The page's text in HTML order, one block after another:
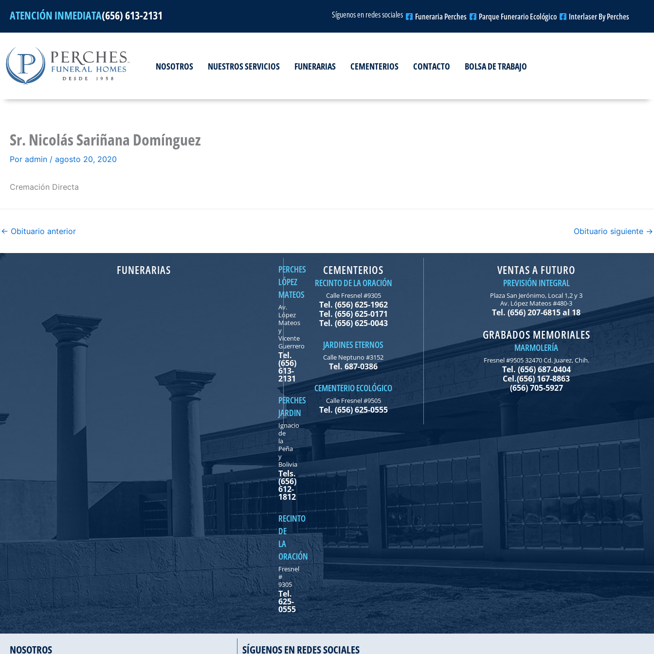
contenido
ATENCIÓN INMEDIATA(656) 613-2131 Síguenos en redes sociales Funeraria Perches Parque Funerario Ecológico Interlaser By Perches
NOSOTROS NUESTROS SERVICIOS FUNERARIAS CEMENTERIOS CONTACTO BOLSA DE TRABAJO
Sr. Nicolás Sariñana Domínguez
Por admin / agosto 20, 2020
Cremación Directa
← Obituario anterior Obituario siguiente →
FUNERARIAS
PERCHES
LÓPEZ
MATEOS
Av.
López
Mateos
y
Vicente
Guerrero
Tel.
(656)
613-
2131
PERCHES
JARDIN
Ignacio
de
la
Peña
y
Bolivia
Tels.
(656)
612-
1812
RECINTO
DE
LA
ORACIÓN
Fresnel
#
9305
Tel.
625-
0555
CEMENTERIOS
RECINTO DE LA ORACIÓN
Calle Fresnel #9305
Tel. (656) 625-1962
Tel. (656) 625-0171
Tel. (656) 625-0043
JARDINES ETERNOS
Calle Neptuno #3152
Tel. 687-0386
CEMENTERIO ECOLÓGICO
Calle Fresnel #9505
Tel. (656) 625-0555
VENTAS A FUTURO
PREVISIÓN INTEGRAL
Plaza San Jerónimo, Local 1,2 y 3
Av. López Mateos #480-3
Tel. (656) 207-6815 al 18
GRABADOS MEMORIALES
MARMOLERÍA
Fresnel #9505 32470 Cd. Juarez, Chih.
Tel. (656) 687-0404
Cel.(656) 167-8863
(656) 705-5927
NOSOTROS SÍGUENOS EN REDES SOCIALES